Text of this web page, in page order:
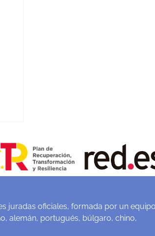
juradas oficiales, formada por un equipo
alemán, portugués, búlgaro, chino,